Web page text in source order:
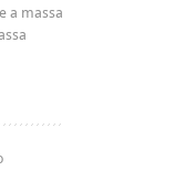
a massa